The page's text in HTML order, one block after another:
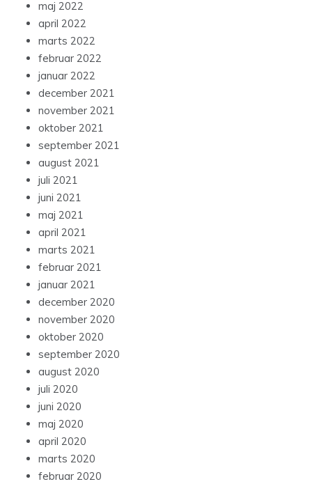
maj 2022
april 2022
marts 2022
februar 2022
januar 2022
december 2021
november 2021
oktober 2021
september 2021
august 2021
juli 2021
juni 2021
maj 2021
april 2021
marts 2021
februar 2021
januar 2021
december 2020
november 2020
oktober 2020
september 2020
august 2020
juli 2020
juni 2020
maj 2020
april 2020
marts 2020
februar 2020